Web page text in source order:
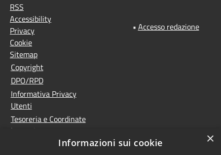
RSS
Accessibility
Privacy
Cookie
Sitemap
Copyright
DPO/RPD
Informativa Privacy
Utenti
Tesoreria e Coordinate
bancarie
Controlla la tua posta
• Accesso redazione
×
Informazioni sui cookie